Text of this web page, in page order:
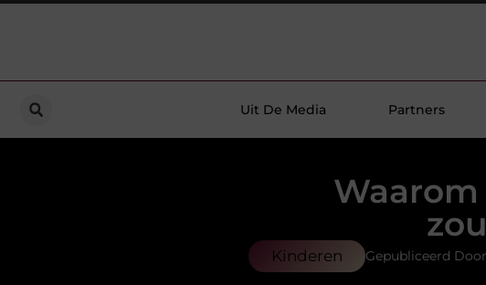
Uit De Media Partners
Kinderen Gepubliceerd